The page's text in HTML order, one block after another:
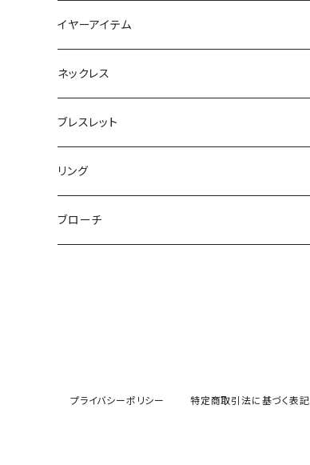
フラットポーチ
チャーム / カラビナ
ウォレット / 財布
トートバッグ
パスケース
ミラー
ポニーフック
テールクラッチ
シュシュット
キープスタイラー
ヘアピン
イヤーアイテム
ステンレスピアス
ピアス
イヤリング
セットピアス
ネックレス
ブレスレット
リング
ブローチ
プライバシーポリシー 特定商取引法に基づく表記